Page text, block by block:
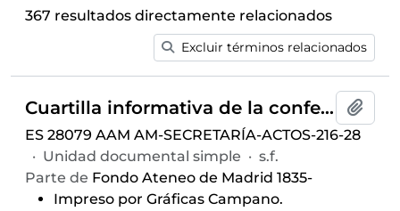
367 resultados directamente relacionados
Excluir términos relacionados
Cuartilla informativa de la conferencia "Humorismo y sociedad" ofrecida por Juan Rof Carballo dentro del ciclo de conferencias
ES 28079 AAM AM-SECRETARÍA-ACTOS-216-28
· Unidad documental simple · s.f.
Parte de Fondo Ateneo de Madrid 1835-
Impreso por Gráficas Campano.